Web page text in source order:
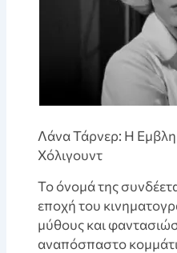
Λάνα Τάρνερ: Η
Χόλιγουντ
Το όνομά της
εποχή του
μύθους και
αναπόσπαστο